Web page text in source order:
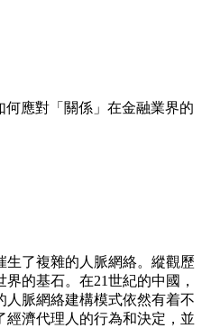
何應對「關係」在金融業界的
生了複雜的人脈網絡。縱觀歷
的基石。在21世紀的中國，
脈網絡建構模式依然有着不
濟代理人的行為和決定，並